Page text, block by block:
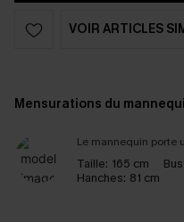
VOIR ARTICLES
Mensurations du
Le mannequin porte
Taille: 165 cm
Hanches: 81 cm